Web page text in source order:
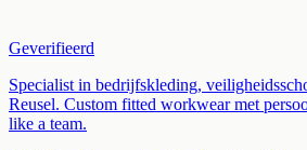
Geverifieerd
Specialist in bedrijfskleding,
Reusel. Custom fitted workwear met
like a team.